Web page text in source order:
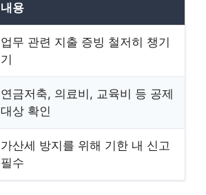
내용
업무 관련 지출 증빙 철저히 챙기
기
연금저축, 의료비, 교육비 등 공제
대상 확인
가산세 방지를 위해 기한 내 신고
필수